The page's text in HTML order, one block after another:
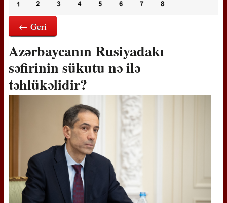
← Geri
Azərbaycanın Rusiyadakı
səfirinin sükutu nə ilə
təhlükəlidir?